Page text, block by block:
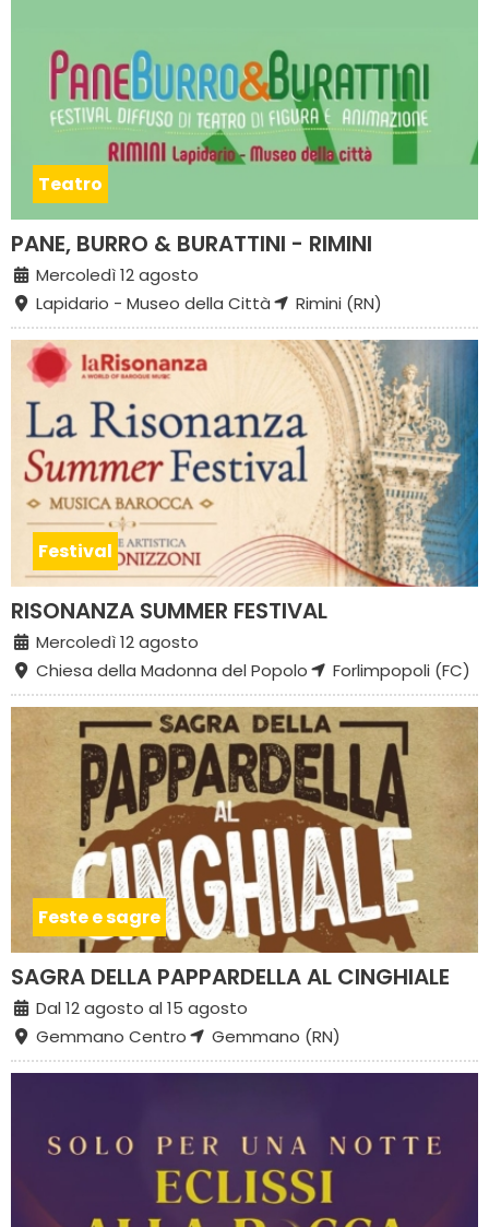
Teatro
PANE, BURRO & BURATTINI - RIMINI
Mercoledì 12 agosto
Lapidario - Museo della Città
Rimini (RN)
Festival
RISONANZA SUMMER FESTIVAL
Mercoledì 12 agosto
Chiesa della Madonna del Popolo
Forlimpopoli (FC)
Feste e sagre
SAGRA DELLA PAPPARDELLA AL CINGHIALE
Dal 12 agosto al 15 agosto
Gemmano Centro
Gemmano (RN)